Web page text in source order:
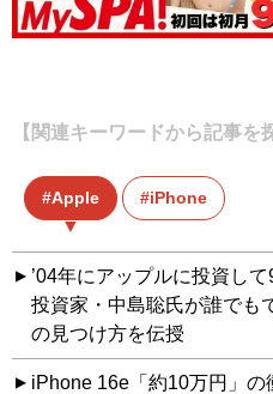
【関連キーワードから記事を
Apple iPhone
’04年にアップルに投資して
投資家・中島聡氏が誰でも
の見つけ方を伝授
iPhone 16e「約10万円」の